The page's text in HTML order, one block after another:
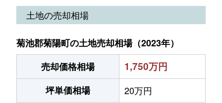
土地の売却相場
菊池郡菊陽町の土地売却相場（2023年）
売却価格相場
1,750万円
坪単価相場
20万円